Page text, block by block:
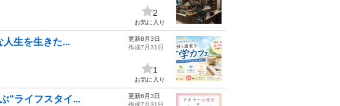
2
お気に入り
人生を生きた...
更新8月3日
作成7月31日
1
お気に入り
“ライフスタイ...
更新8月3日
作成7月31日